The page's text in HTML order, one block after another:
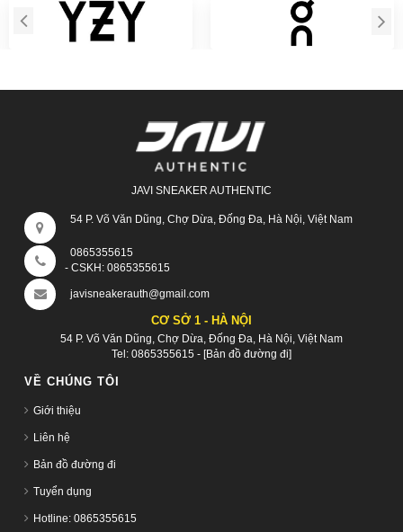
JAVI SNEAKER AUTHENTIC
54 P. Võ Văn Dũng, Chợ Dừa, Đống Đa, Hà Nội, Việt Nam
0865355615
- CSKH: 0865355615
javisneakerauth@gmail.com
CƠ SỞ 1 - HÀ NỘI
54 P. Võ Văn Dũng, Chợ Dừa, Đống Đa, Hà Nội, Việt Nam
Tel: 0865355615 - [Bản đồ đường đi]
VỀ CHÚNG TÔI
Giới thiệu
Liên hệ
Bản đồ đường đi
Tuyển dụng
Hotline: 0865355615